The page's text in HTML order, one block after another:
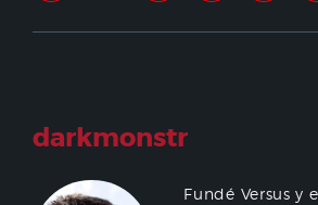
darkmonstr
Fundé Versus y